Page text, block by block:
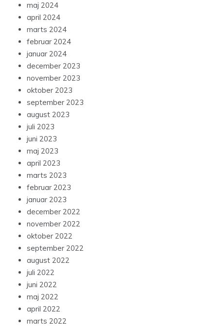
maj 2024
april 2024
marts 2024
februar 2024
januar 2024
december 2023
november 2023
oktober 2023
september 2023
august 2023
juli 2023
juni 2023
maj 2023
april 2023
marts 2023
februar 2023
januar 2023
december 2022
november 2022
oktober 2022
september 2022
august 2022
juli 2022
juni 2022
maj 2022
april 2022
marts 2022